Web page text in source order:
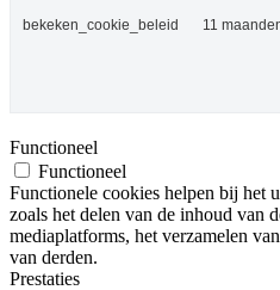
bekeken_cookie_beleid 11
Functioneel
Functioneel
Functionele cookies helpen bij het
zoals het delen van de inhoud van
mediaplatforms, het verzamelen
van derden.
Prestaties